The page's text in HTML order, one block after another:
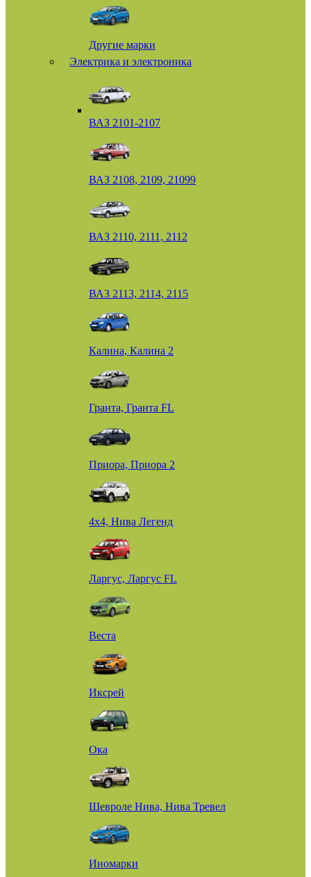
Другие марки
Электрика и электроника
ВАЗ 2101-2107
ВАЗ 2108, 2109, 21099
ВАЗ 2110, 2111, 2112
ВАЗ 2113, 2114, 2115
Калина, Калина 2
Гранта, Гранта FL
Приора, Приора 2
4х4, Нива Легенд
Ларгус, Ларгус FL
Веста
Иксрей
Ока
Шевроле Нива, Нива Тревел
Иномарки